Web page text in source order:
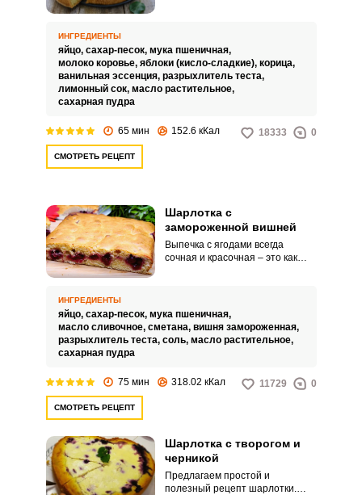
особых усилий при
приготовлении, но всегда радует
неизменно румяной корочкой,
освежающим вкусом и душистым
ароматом.
ИНГРЕДИЕНТЫ
яйцо, сахар-песок, мука пшеничная,
молоко коровье, яблоки (кисло-сладкие), корица,
ванильная эссенция, разрыхлитель теста,
лимонный сок, масло растительное,
сахарная пудра
65 мин 152.6 кКал 18333 0
СМОТРЕТЬ РЕЦЕПТ
Шарлотка с
замороженной вишней
Выпечка с ягодами всегда
сочная и красочная – это как
плоды, их вкус и аромат не
уступает свежим.
ИНГРЕДИЕНТЫ
яйцо, сахар-песок, мука пшеничная,
масло сливочное, сметана, вишня замороженная,
разрыхлитель теста, соль, масло растительное,
сахарная пудра
75 мин 318.02 кКал 11729 0
СМОТРЕТЬ РЕЦЕПТ
Шарлотка с творогом и
черникой
Предлагаем простой и
полезный рецепт шарлотки.